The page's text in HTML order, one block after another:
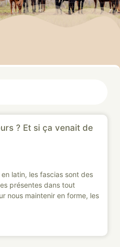
? Et si ça venait de
latin, les fascias sont des
présentes dans tout
nous maintenir en forme, les